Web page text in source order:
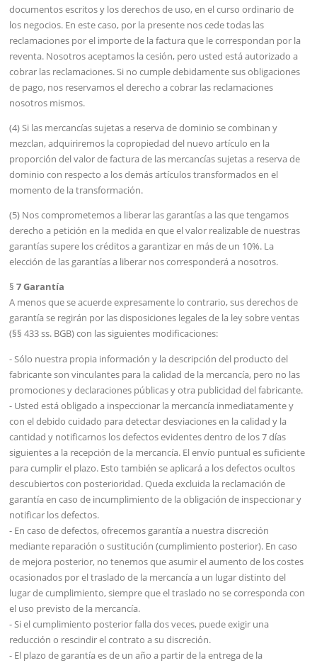
documentos escritos y los derechos de uso, en el curso ordinario de
los negocios. En este caso, por la presente nos cede todas las
reclamaciones por el importe de la factura que le correspondan por la
reventa. Nosotros aceptamos la cesión, pero usted está autorizado a
cobrar las reclamaciones. Si no cumple debidamente sus obligaciones
de pago, nos reservamos el derecho a cobrar las reclamaciones
nosotros mismos.
(4) Si las mercancías sujetas a reserva de dominio se combinan y
mezclan, adquiriremos la copropiedad del nuevo artículo en la
proporción del valor de factura de las mercancías sujetas a reserva de
dominio con respecto a los demás artículos transformados en el
momento de la transformación.
(5) Nos comprometemos a liberar las garantías a las que tengamos
derecho a petición en la medida en que el valor realizable de nuestras
garantías supere los créditos a garantizar en más de un 10%. La
elección de las garantías a liberar nos corresponderá a nosotros.
§7 Garantía
A menos que se acuerde expresamente lo contrario, sus derechos de
garantía se regirán por las disposiciones legales de la ley sobre ventas
(§§ 433 ss. BGB) con las siguientes modificaciones:
- Sólo nuestra propia información y la descripción del producto del
fabricante son vinculantes para la calidad de la mercancía, pero no las
promociones y declaraciones públicas y otra publicidad del fabricante.
- Usted está obligado a inspeccionar la mercancía inmediatamente y
con el debido cuidado para detectar desviaciones en la calidad y la
cantidad y notificarnos los defectos evidentes dentro de los 7 días
siguientes a la recepción de la mercancía. El envío puntual es suficiente
para cumplir el plazo. Esto también se aplicará a los defectos ocultos
descubiertos con posterioridad. Queda excluida la reclamación de
garantía en caso de incumplimiento de la obligación de inspeccionar y
notificar los defectos.
- En caso de defectos, ofrecemos garantía a nuestra discreción
mediante reparación o sustitución (cumplimiento posterior). En caso
de mejora posterior, no tenemos que asumir el aumento de los costes
ocasionados por el traslado de la mercancía a un lugar distinto del
lugar de cumplimiento, siempre que el traslado no se corresponda con
el uso previsto de la mercancía.
- Si el cumplimiento posterior falla dos veces, puede exigir una
reducción o rescindir el contrato a su discreción.
- El plazo de garantía es de un año a partir de la entrega de la